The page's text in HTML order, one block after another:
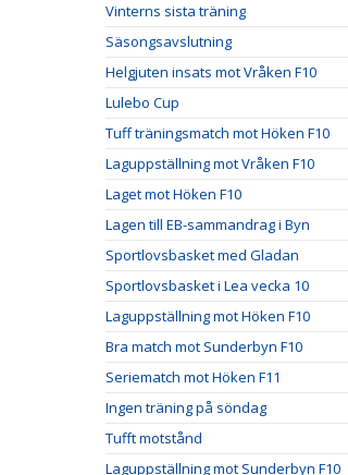
Vinterns sista träning
Säsongsavslutning
Helgjuten insats mot Vråken F10
Lulebo Cup
Tuff träningsmatch mot Höken F10
Laguppställning mot Vråken F10
Laget mot Höken F10
Lagen till EB-sammandrag i Byn
Sportlovsbasket med Gladan
Sportlovsbasket i Lea vecka 10
Laguppställning mot Höken F10
Bra match mot Sunderbyn F10
Seriematch mot Höken F11
Ingen träning på söndag
Tufft motstånd
Laguppställning mot Sunderbyn F10